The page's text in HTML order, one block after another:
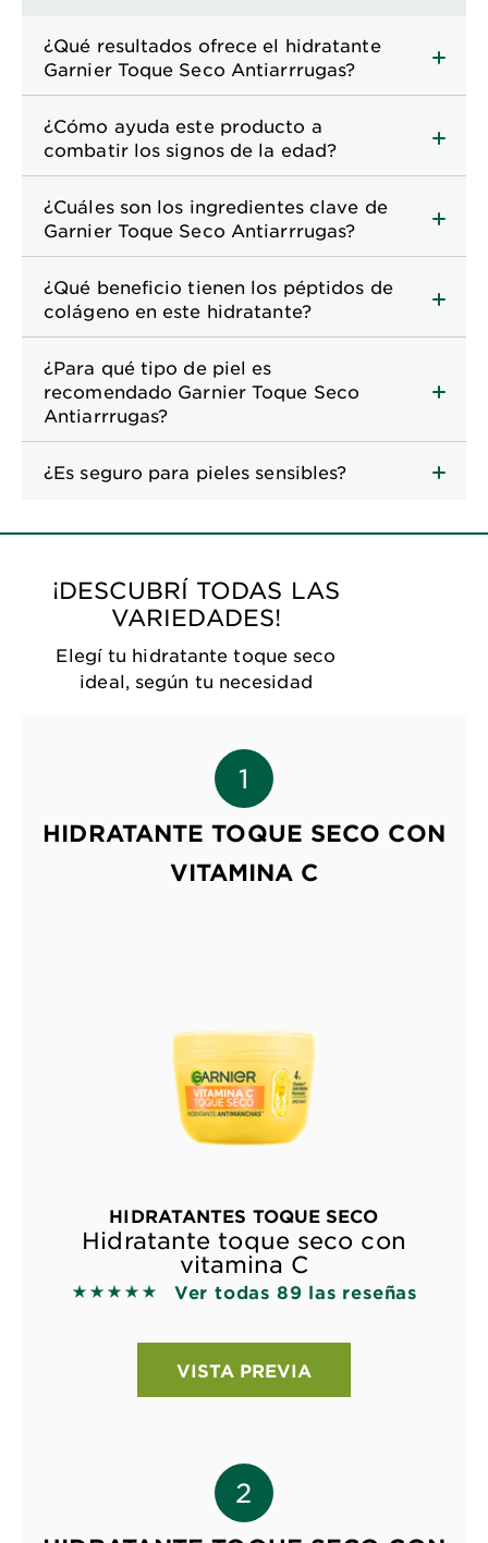
¿Qué resultados ofrece el hidratante
Garnier Toque Seco Antiarrrugas?
¿Cómo ayuda este producto a
combatir los signos de la edad?
¿Cuáles son los ingredientes clave de
Garnier Toque Seco Antiarrrugas?
¿Qué beneficio tienen los péptidos de
colágeno en este hidratante?
¿Para qué tipo de piel es
recomendado Garnier Toque Seco
Antiarrrugas?
¿Es seguro para pieles sensibles?
¡DESCUBRÍ TODAS LAS
VARIEDADES!
Elegí tu hidratante toque seco
ideal, según tu necesidad
HIDRATANTE TOQUE SECO CON
VITAMINA C
HIDRATANTES TOQUE SECO
Hidratante toque seco con
vitamina C
5 out of 5 stars based on reviews
Ver todas 89 las reseñas
VISTA PREVIA